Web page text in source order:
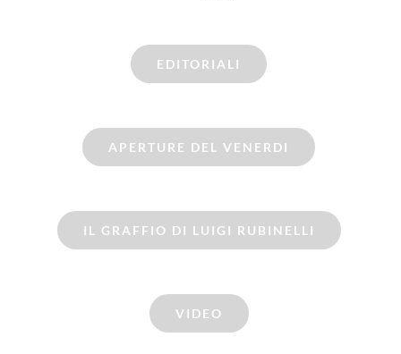
EDITORIALI
APERTURE DEL VENERDI
IL GRAFFIO DI LUIGI RUBINELLI
VIDEO